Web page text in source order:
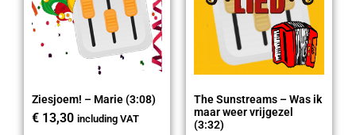
Ziesjoem! – Marie (3:08)
€ 13,30 including VAT
The Sunstreams – Was ik
maar weer vrijgezel
(3:32)